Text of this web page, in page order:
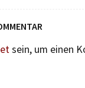
sein, um einen